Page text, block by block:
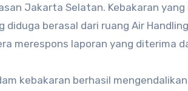
Jakarta Selatan. Kebakaran yang
diduga berasal dari ruang Air
merespons laporan yang diterima
kebakaran berhasil